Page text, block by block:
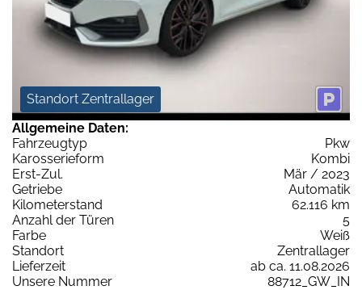
Standort Zentrallager
Allgemeine Daten:
Fahrzeugtyp
Pkw
Karosserieform
Kombi
Erst-Zul.
Mär / 2023
Getriebe
Automatik
Kilometerstand
62.116 km
Anzahl der Türen
5
Farbe
Weiß
Standort
Zentrallager
Lieferzeit
ab ca. 11.08.2026
Unsere Nummer
88712_GW_IN